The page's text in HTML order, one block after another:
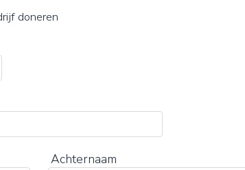
doneren
Achternaam